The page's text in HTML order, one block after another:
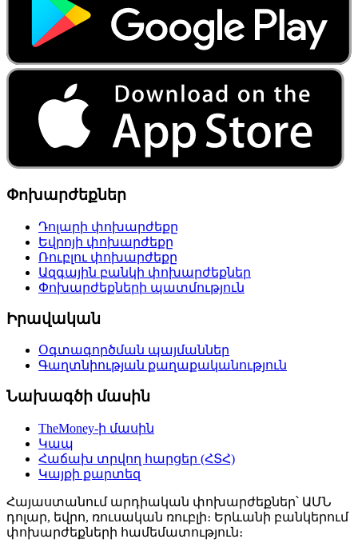
Փոխարժեքներ
Դոլարի փոխարժեքը
Եվրոյի փոխարժեքը
Ռուբլու փոխարժեքը
Ազգային բանկի փոխարժեքներ
Փոխարժեքների պատմություն
Իրավական
Օգտագործման պայմաններ
Գաղտնիության քաղաքականություն
Նախագծի մասին
TheMoney-ի մասին
Կապ
Հաճախ տրվող հարցեր (ՀՏՀ)
Կայքի քարտեզ
Հայաստանում արդիական փոխարժեքներ՝ ԱՄՆ
դոլար, եվրո, ռուսական ռուբլի։ Երևանի բանկերում
փոխարժեքների համեմատություն։